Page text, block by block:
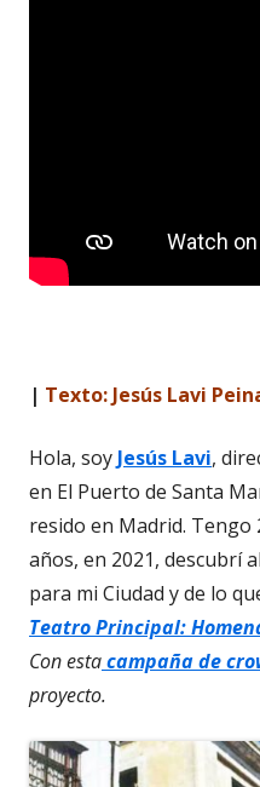
| Texto: Jesús Lavi
Hola, soy Jesús Lavi,
en El Puerto de Santa
resido en Madrid. Tengo
años, en 2021, descubrí
para mi Ciudad y de lo
Teatro Principal:
Con estacampaña de
proyecto.